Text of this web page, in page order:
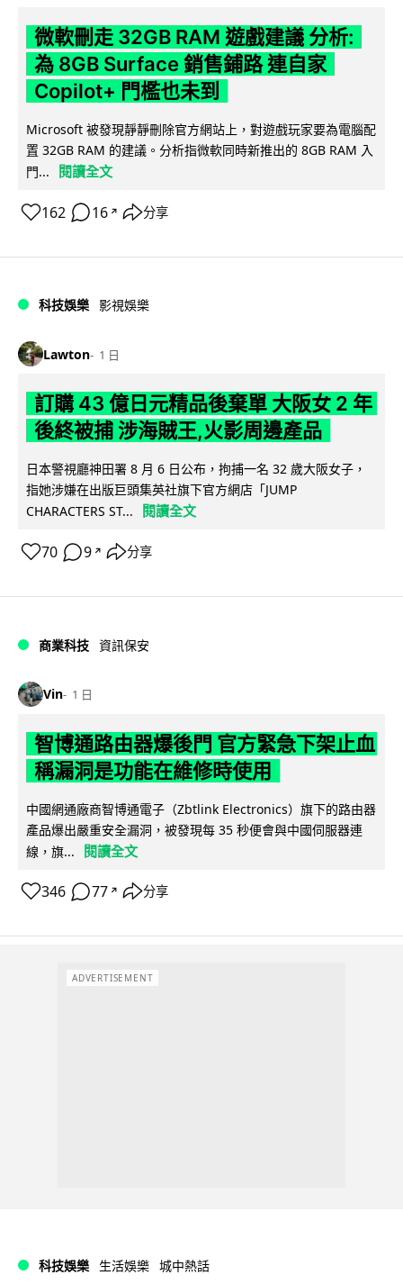
微軟刪走 32GB RAM 遊戲建議 分析:
為 8GB Surface 銷售鋪路 連自家
Copilot+ 門檻也未到
Microsoft 被發現靜靜刪除官方網站上，對遊戲玩家要為電腦配
置 32GB RAM 的建議。分析指微軟同時新推出的 8GB RAM 入
門...
閱讀全文
162 16 ↗ 分享
科技娛樂 影視娛樂
Lawton 1 日
訂購 43 億日元精品後棄單 大阪女 2 年
後終被捕 涉海賊王,火影周邊產品
日本警視廳神田署 8 月 6 日公布，拘捕一名 32 歲大阪女子，
指她涉嫌在出版巨頭集英社旗下官方網店「JUMP
CHARACTERS ST...
閱讀全文
70 9 ↗ 分享
商業科技 資訊保安
Vin 1 日
智博通路由器爆後門 官方緊急下架止血
稱漏洞是功能在維修時使用
中國網通廠商智博通電子（Zbtlink Electronics）旗下的路由器
產品爆出嚴重安全漏洞，被發現每 35 秒便會與中國伺服器連
線，旗...
閱讀全文
346 77 ↗ 分享
ADVERTISEMENT
科技娛樂 生活娛樂 城中熱話